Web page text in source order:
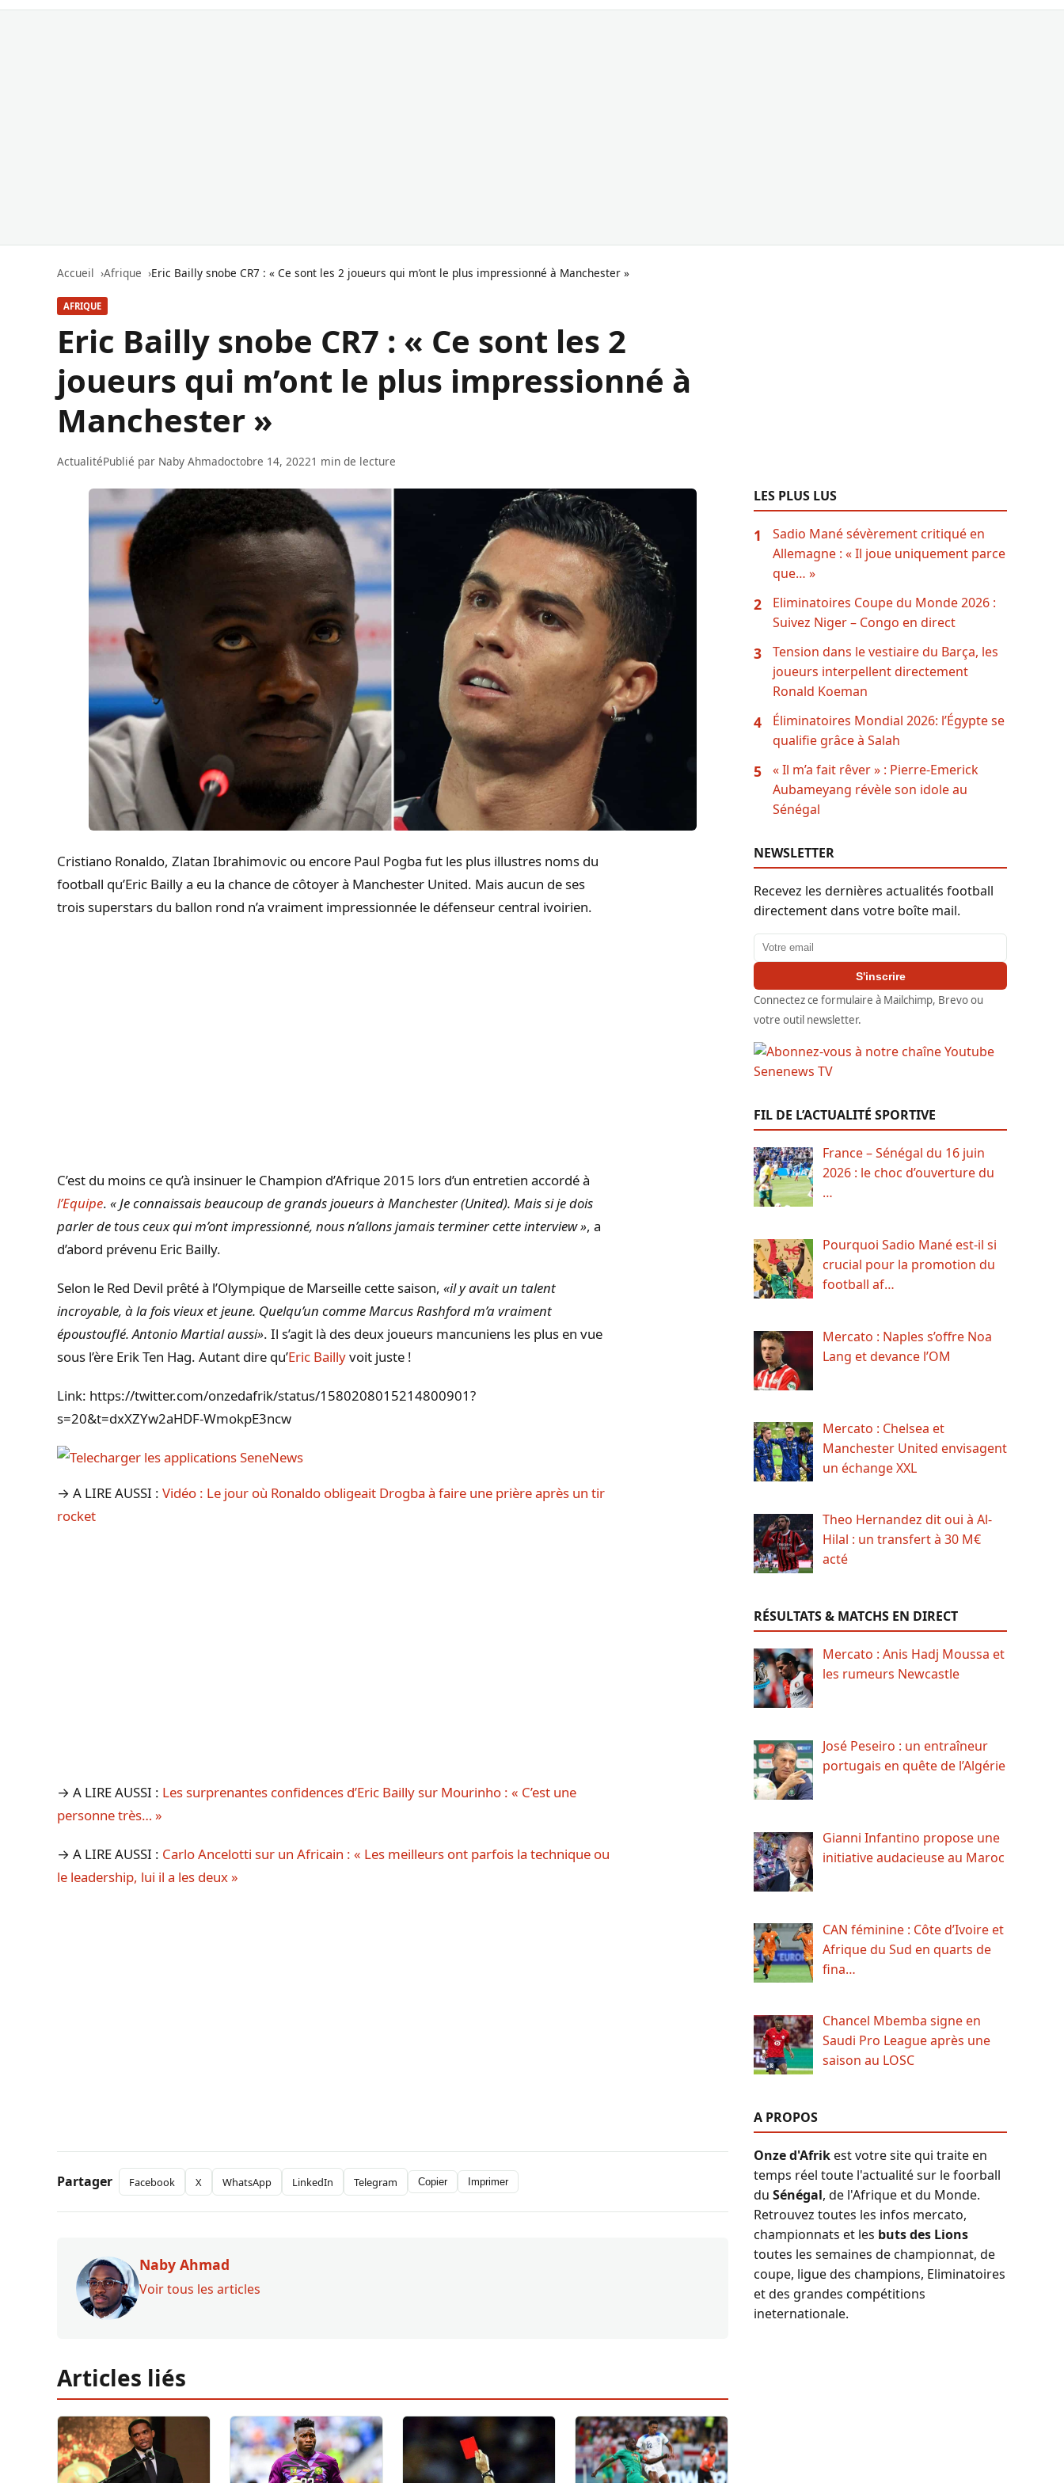
Accueil Afrique Eric Bailly snobe CR7 : « Ce sont les 2 joueurs qui m’ont le plus impressionné à Manchester »
AFRIQUE
Eric Bailly snobe CR7 : « Ce sont les 2
joueurs qui m’ont le plus impressionné à
Manchester »
ActualitéPublié par Naby Ahmadoctobre 14, 20221 min de lecture
Cristiano Ronaldo, Zlatan Ibrahimovic ou encore Paul Pogba fut les plus illustres noms du
football qu’Eric Bailly a eu la chance de côtoyer à Manchester United. Mais aucun de ses
trois superstars du ballon rond n’a vraiment impressionnée le défenseur central ivoirien.
C’est du moins ce qu’à insinuer le Champion d’Afrique 2015 lors d’un entretien accordé à
l’Equipe. « Je connaissais beaucoup de grands joueurs à Manchester (United). Mais si je dois
parler de tous ceux qui m’ont impressionné, nous n’allons jamais terminer cette interview », a
d’abord prévenu Eric Bailly.
Selon le Red Devil prêté à l’Olympique de Marseille cette saison, «il y avait un talent
incroyable, à la fois vieux et jeune. Quelqu’un comme Marcus Rashford m’a vraiment
époustouflé. Antonio Martial aussi». Il s’agit là des deux joueurs mancuniens les plus en vue
sous l’ère Erik Ten Hag. Autant dire qu’Eric Baillyvoit juste !
Link: https://twitter.com/onzedafrik/status/1580208015214800901?
s=20&t=dxXZYw2aHDF-WmokpE3ncw
→ A LIRE AUSSI : Vidéo : Le jour où Ronaldo obligeait Drogba à faire une prière après un tir
rocket
→ A LIRE AUSSI : Les surprenantes confidences d’Eric Bailly sur Mourinho : « C’est une
personne très… »
→ A LIRE AUSSI : Carlo Ancelotti sur un Africain : « Les meilleurs ont parfois la technique ou
le leadership, lui il a les deux »
Partager Facebook X WhatsApp LinkedIn Telegram Copier Imprimer
Naby Ahmad
Voir tous les articles
Articles liés
LES PLUS LUS
1
Sadio Mané sévèrement critiqué en
Allemagne : « Il joue uniquement parce
que… »
2
Eliminatoires Coupe du Monde 2026 :
Suivez Niger – Congo en direct
3
Tension dans le vestiaire du Barça, les
joueurs interpellent directement
Ronald Koeman
4
Éliminatoires Mondial 2026: l’Égypte se
qualifie grâce à Salah
5
« Il m’a fait rêver » : Pierre-Emerick
Aubameyang révèle son idole au
Sénégal
NEWSLETTER
Recevez les dernières actualités football
directement dans votre boîte mail.
Adresse email
S'inscrire
Connectez ce formulaire à Mailchimp, Brevo ou
votre outil newsletter.
FIL DE L’ACTUALITÉ SPORTIVE
France – Sénégal du 16 juin
2026 : le choc d’ouverture du
…
Pourquoi Sadio Mané est-il si
crucial pour la promotion du
football af…
Mercato : Naples s’offre Noa
Lang et devance l’OM
Mercato : Chelsea et
Manchester United envisagent
un échange XXL
Theo Hernandez dit oui à Al-
Hilal : un transfert à 30 M€
acté
RÉSULTATS & MATCHS EN DIRECT
Mercato : Anis Hadj Moussa et
les rumeurs Newcastle
José Peseiro : un entraîneur
portugais en quête de l’Algérie
Gianni Infantino propose une
initiative audacieuse au Maroc
CAN féminine : Côte d’Ivoire et
Afrique du Sud en quarts de
fina…
Chancel Mbemba signe en
Saudi Pro League après une
saison au LOSC
A PROPOS
Onze d'Afrikest votre site qui traite en
temps réel toute l'actualité sur le foorball
du Sénégal, de l'Afrique et du Monde.
Retrouvez toutes les infos mercato,
championnats et les buts des Lions
toutes les semaines de championnat, de
coupe, ligue des champions, Eliminatoires
et des grandes compétitions
ineternationale.